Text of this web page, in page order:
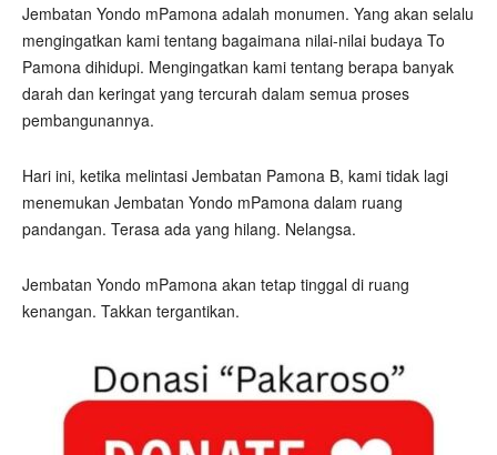
Jembatan Yondo mPamona adalah monumen. Yang akan selalu
mengingatkan kami tentang bagaimana nilai-nilai budaya To
Pamona dihidupi. Mengingatkan kami tentang berapa banyak
darah dan keringat yang tercurah dalam semua proses
pembangunannya.
Hari ini, ketika melintasi Jembatan Pamona B, kami tidak lagi
menemukan Jembatan Yondo mPamona dalam ruang
pandangan. Terasa ada yang hilang. Nelangsa.
Jembatan Yondo mPamona akan tetap tinggal di ruang
kenangan. Takkan tergantikan.